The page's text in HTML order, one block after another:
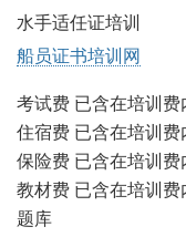
水手适任证培训
船员证书培训网
考试费 已含在培训费
住宿费 已含在培训
保险费 已含在培训费
教材费 已含在培训费
题库